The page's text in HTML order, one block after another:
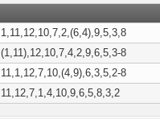
1,11,12,10,7,2,(6,4),9,5,3,8
(1,11),12,10,7,4,2,9,6,5,3-8
11,1,12,7,10,(4,9),6,3,5,2-8
11,12,7,1,4,10,9,6,5,8,3,2